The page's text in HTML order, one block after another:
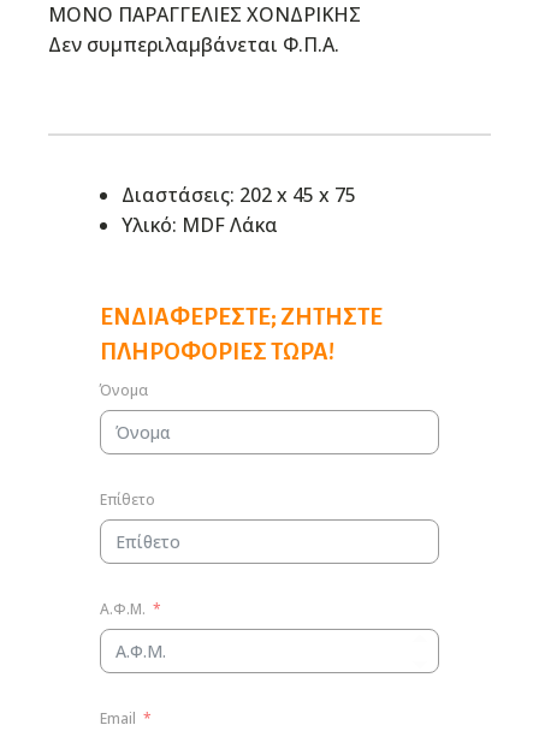
ΜΟΝΟ ΠΑΡΑΓΓΕΛΙΕΣ ΧΟΝΔΡΙΚΗΣ
Δεν συμπεριλαμβάνεται Φ.Π.Α.
Διαστάσεις: 202 x 45 x 75
Υλικό: MDF Λάκα
ΕΝΔΙΑΦΈΡΕΣΤΕ; ΖΗΤΉΣΤΕ
ΠΛΗΡΟΦΟΡΊΕΣ ΤΏΡΑ!
Όνομα
Επίθετο
Α.Φ.Μ.
Email